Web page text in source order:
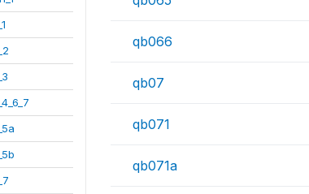
qb066
qb07
qb071
qb071a